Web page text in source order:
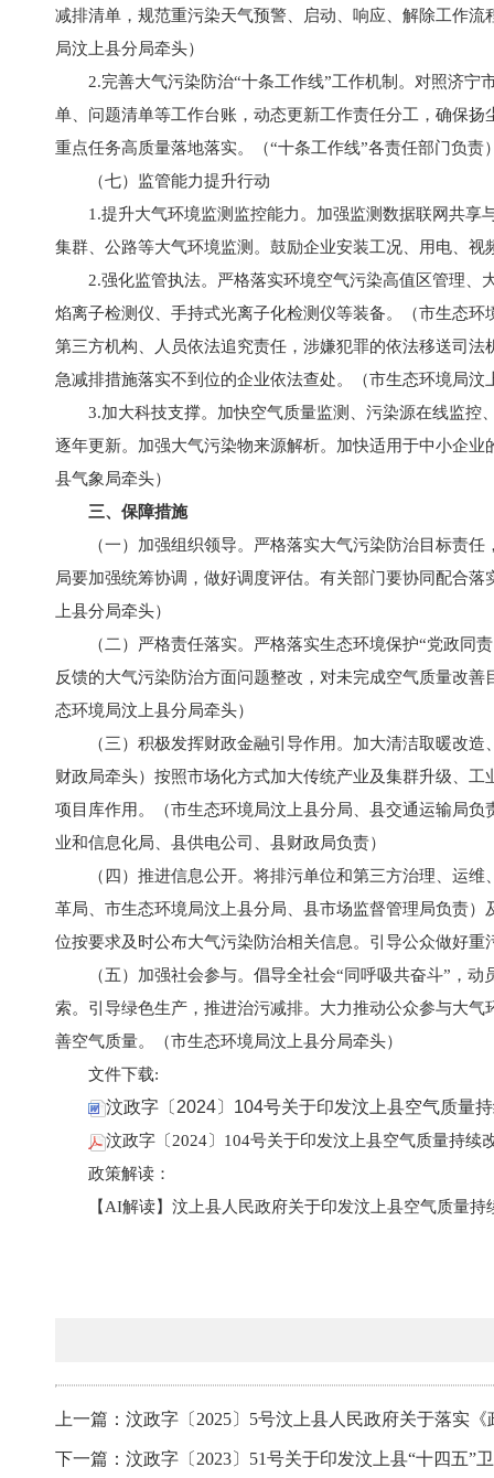
减排清单，规范重污染天气预警、启动、响应、解除工作
局汶上县分局牵头）
2.完善大气污染防治“十条工作线”工作机制。对照济
单、问题清单等工作台账，动态更新工作责任分工，确保
重点任务高质量落地落实。（“十条工作线”各责任部门负责
（七）监管能力提升行动
1.提升大气环境监测监控能力。加强监测数据联网共
集群、公路等大气环境监测。鼓励企业安装工况、用电、
2.强化监管执法。严格落实环境空气污染高值区管理
焰离子检测仪、手持式光离子化检测仪等装备。（市生态
第三方机构、人员依法追究责任，涉嫌犯罪的依法移送司
急减排措施落实不到位的企业依法查处。（市生态环境局汶
3.加大科技支撑。加快空气质量监测、污染源在线监控
逐年更新。加强大气污染物来源解析。加快适用于中小企
县气象局牵头）
三、保障措施
（一）加强组织领导。严格落实大气污染防治目标责
局要加强统筹协调，做好调度评估。有关部门要协同配合
上县分局牵头）
（二）严格责任落实。严格落实生态环境保护“党政同
反馈的大气污染防治方面问题整改，对未完成空气质量改
态环境局汶上县分局牵头）
（三）积极发挥财政金融引导作用。加大清洁取暖改
财政局牵头）按照市场化方式加大传统产业及集群升级、
项目库作用。（市生态环境局汶上县分局、县交通运输局
业和信息化局、县供电公司、县财政局负责）
（四）推进信息公开。将排污单位和第三方治理、运
革局、市生态环境局汶上县分局、县市场监督管理局负责
位按要求及时公布大气污染防治相关信息。引导公众做好
（五）加强社会参与。倡导全社会“同呼吸共奋斗”，
索。引导绿色生产，推进治污减排。大力推动公众参与大
善空气质量。（市生态环境局汶上县分局牵头）
文件下载:
汶政字〔2024〕104号关于印发汶上县空气质量
汶政字〔2024〕104号关于印发汶上县空气质量持续
政策解读：
【AI解读】 汶上县人民政府关于印发汶上县空气质量
上一篇：汶政字〔2025〕5号汶上县人民政府关于落实
下一篇：汶政字〔2023〕51号关于印发汶上县“十四五”